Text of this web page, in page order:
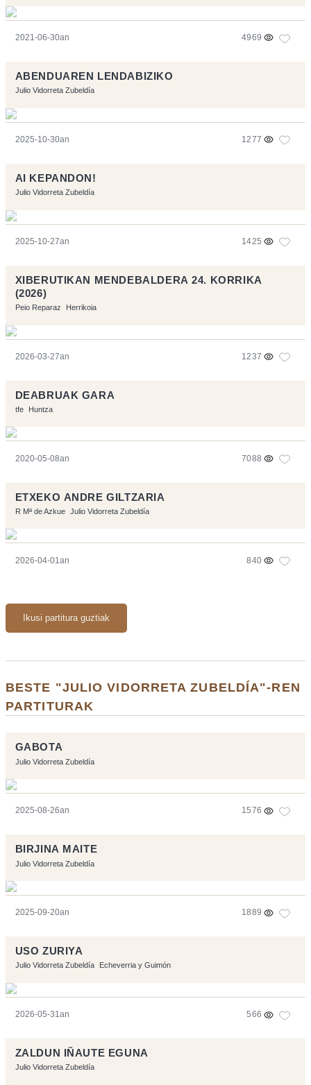
2021-06-30an 4969
ABENDUAREN LENDABIZIKO
Julio Vidorreta Zubeldía
2025-10-30an 1277
AI KEPANDON!
Julio Vidorreta Zubeldía
2025-10-27an 1425
XIBERUTIKAN MENDEBALDERA 24. KORRIKA
(2026)
Peio Reparaz Herrikoia
2026-03-27an 1237
DEABRUAK GARA
tfe Huntza
2020-05-08an 7088
ETXEKO ANDRE GILTZARIA
R Mª de Azkue Julio Vidorreta Zubeldía
2026-04-01an 840
Ikusi partitura guztiak
BESTE "JULIO VIDORRETA ZUBELDÍA"-REN
PARTITURAK
GABOTA
Julio Vidorreta Zubeldía
2025-08-26an 1576
BIRJINA MAITE
Julio Vidorreta Zubeldía
2025-09-20an 1889
USO ZURIYA
Julio Vidorreta Zubeldía Echeverria y Guimón
2026-05-31an 566
ZALDUN IÑAUTE EGUNA
Julio Vidorreta Zubeldía